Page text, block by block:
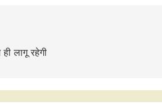
लागू रहेगी